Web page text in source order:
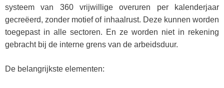
systeem van 360 vrijwillige overuren per kalenderjaar
gecreëerd, zonder motief of inhaalrust. Deze kunnen worden
toegepast in alle sectoren. En ze worden niet in rekening
gebracht bij de interne grens van de arbeidsduur.
De belangrijkste elementen: